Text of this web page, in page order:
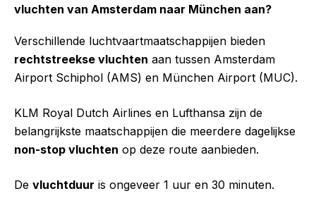
vluchten van Amsterdam naar München aan?
Verschillende luchtvaartmaatschappijen bieden
rechtstreekse vluchten aan tussen Amsterdam
Airport Schiphol (AMS) en München Airport (MUC).
KLM Royal Dutch Airlines en Lufthansa zijn de
belangrijkste maatschappijen die meerdere dagelijkse
non-stop vluchten op deze route aanbieden.
De vluchtduur is ongeveer 1 uur en 30 minuten.